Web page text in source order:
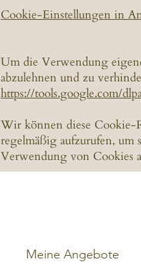
Cookie-Einstellungen in
Um die Verwendung
abzulehnen und zu
https://tools.google.com/
Wir können diese Cookie-
regelmäßig aufzurufen, um
Verwendung von Cookies
Meine Angebote